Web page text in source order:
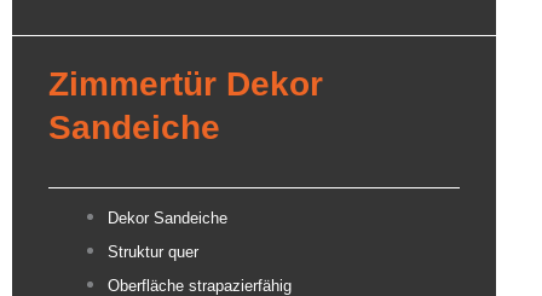
Zimmertür Dekor
Sandeiche
Dekor Sandeiche
Struktur quer
Oberfläche strapazierfähig